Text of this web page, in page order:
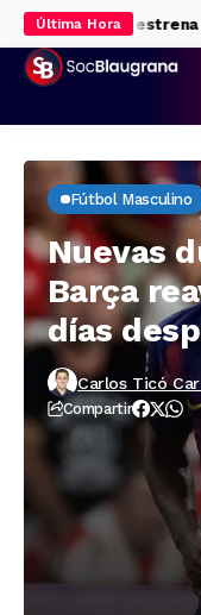
Última Hora
el Barça se estrena
Inicio Fútbol
Fútbol Masculino
Nuevas
Barça
días
Carlos Ticó
Compartir